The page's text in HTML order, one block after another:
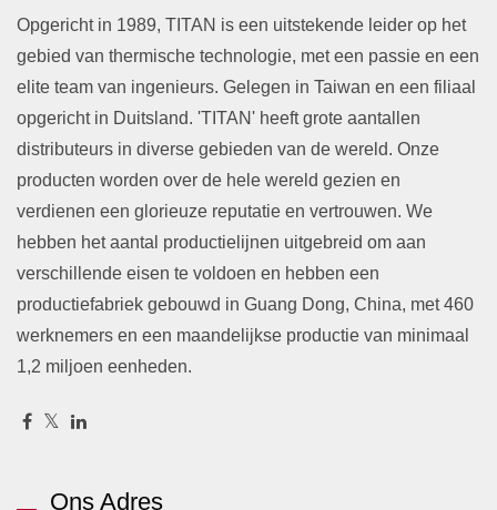
Opgericht in 1989, TITAN is een uitstekende leider op het
gebied van thermische technologie, met een passie en een
elite team van ingenieurs. Gelegen in Taiwan en een filiaal
opgericht in Duitsland. 'TITAN' heeft grote aantallen
distributeurs in diverse gebieden van de wereld. Onze
producten worden over de hele wereld gezien en
verdienen een glorieuze reputatie en vertrouwen. We
hebben het aantal productielijnen uitgebreid om aan
verschillende eisen te voldoen en hebben een
productiefabriek gebouwd in Guang Dong, China, met 460
werknemers en een maandelijkse productie van minimaal
1,2 miljoen eenheden.
Ons Adres